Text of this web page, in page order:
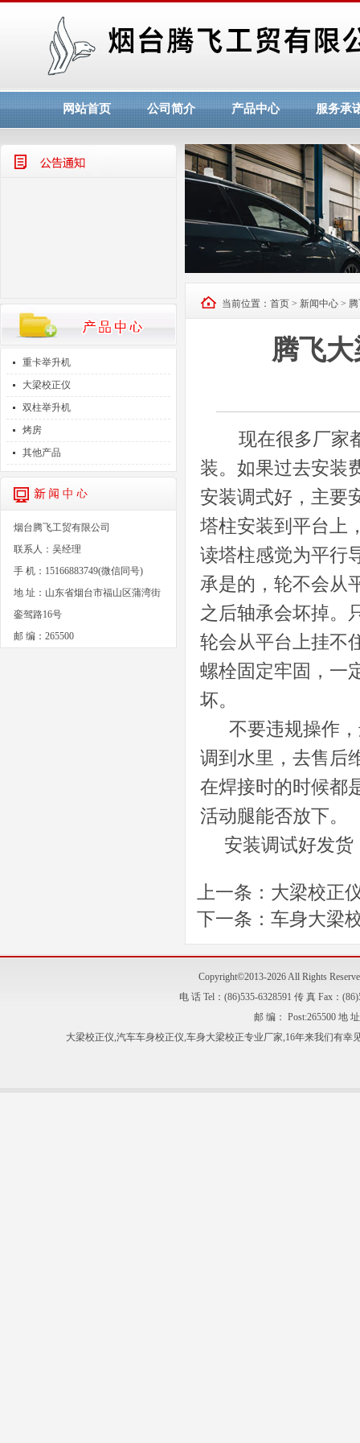
网站首页 公司简介 产品中心 服务承
腾飞工贸喜迎十九大！
烟台腾飞工贸欢迎您！！
重卡举升机
大梁校正仪
双柱举升机
烤房
其他产品
烟台腾飞工贸有限公司
联系人：吴经理
手 机：15166883749(微信同号)
地 址：山东省烟台市福山区蒲湾街
銮驾路16号
邮 编：265500
当前位置： 首页 > 新闻中心 >
腾飞
现在很多厂家
装。如果过去安装
安装调式好，主要
塔柱安装到平台上
读塔柱感觉为平行
承是的，轮不会从
之后轴承会坏掉。
轮会从平台上挂不
螺栓固定牢固，一
坏。
不要违规操作，
调到水里，去售后
在焊接时的时候都
活动腿能否放下。
安装调试好发货
上一条： 大梁校正
下一条： 车身大梁
Copyright©2013-2026 All Rights
电 话 Tel：(86)535-6328591 传 真 Fax：
邮 编： Post:265500 地
大梁校正仪,汽车车身校正仪,车身大梁校正专业厂家,16年来我们有幸